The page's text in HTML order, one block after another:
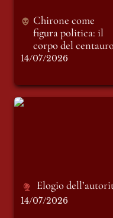
Chirone come
figura politica: il
corpo del
14/07/2026
Elogio dell’autorità
14/07/2026